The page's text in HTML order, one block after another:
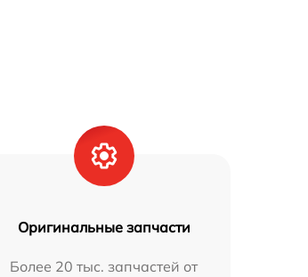
Оригинальные запчасти
Более 20 тыс. запчастей от